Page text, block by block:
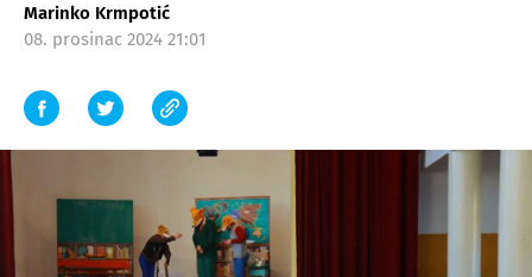
Marinko Krmpotić
08. prosinac 2024 21:01